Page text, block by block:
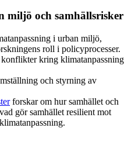
miljö och samhällsrisker
i urban miljö,
roll i policyprocesser.
kring klimatanpassning
och styrning av
forskar om hur samhället och
gör samhället resilient mot